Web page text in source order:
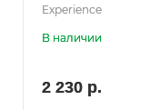
Experience
В наличии
2 230 р.